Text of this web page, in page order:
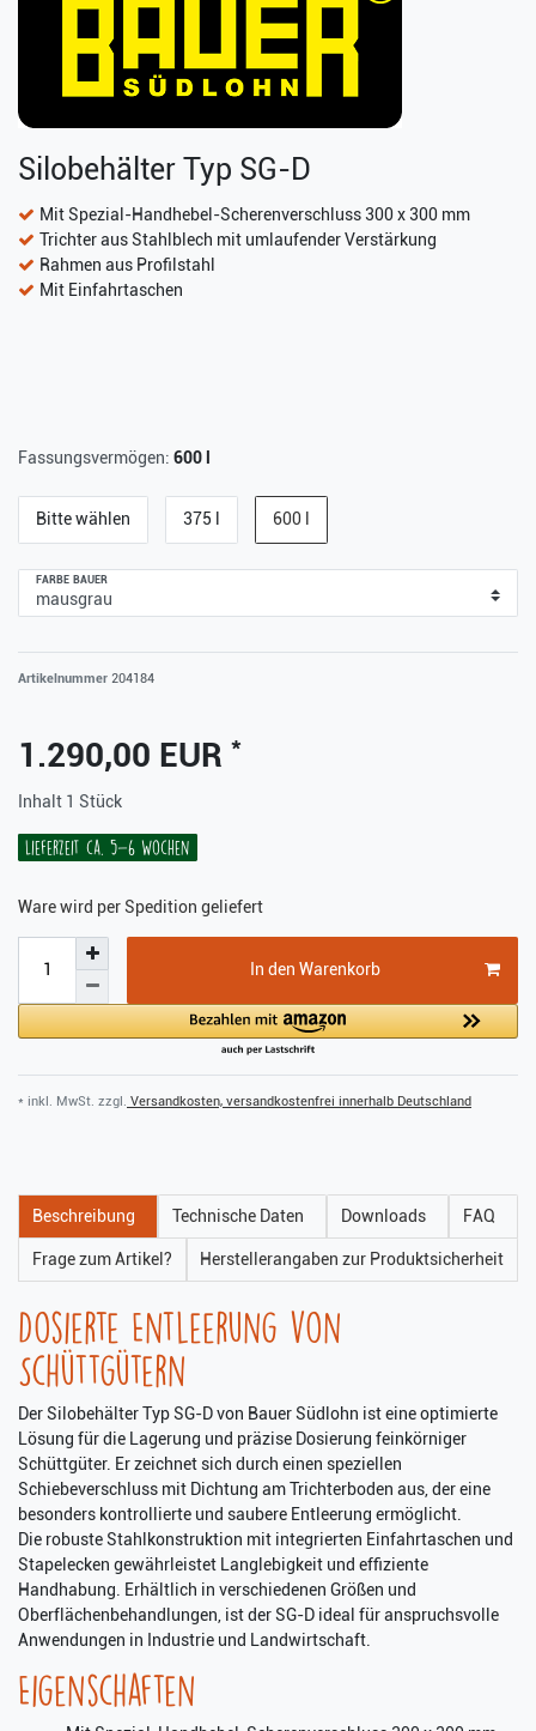
Silobehälter Typ SG-D
Mit Spezial-Handhebel-Scherenverschluss 300 x 300 mm
Trichter aus Stahlblech mit umlaufender Verstärkung
Rahmen aus Profilstahl
Mit Einfahrtaschen
Fassungsvermögen: 600 l
Bitte wählen 375 l 600 l
FARBE BAUER
Artikelnummer 204184
1.290,00 EUR *
Inhalt 1 Stück
Lieferzeit ca. 5-6 Wochen
Ware wird per Spedition geliefert
In den Warenkorb
* inkl. MwSt. zzgl. Versandkosten, versandkostenfrei innerhalb Deutschland
Beschreibung Technische Daten Downloads FAQ
Frage zum Artikel? Herstellerangaben zur Produktsicherheit
Dosierte Entleerung von
Schüttgütern
Der Silobehälter Typ SG-D von Bauer Südlohn ist eine optimierte
Lösung für die Lagerung und präzise Dosierung feinkörniger
Schüttgüter. Er zeichnet sich durch einen speziellen
Schiebeverschluss mit Dichtung am Trichterboden aus, der eine
besonders kontrollierte und saubere Entleerung ermöglicht.
Die robuste Stahlkonstruktion mit integrierten Einfahrtaschen und
Stapelecken gewährleistet Langlebigkeit und effiziente
Handhabung. Erhältlich in verschiedenen Größen und
Oberflächenbehandlungen, ist der SG-D ideal für anspruchsvolle
Anwendungen in Industrie und Landwirtschaft.
Eigenschaften